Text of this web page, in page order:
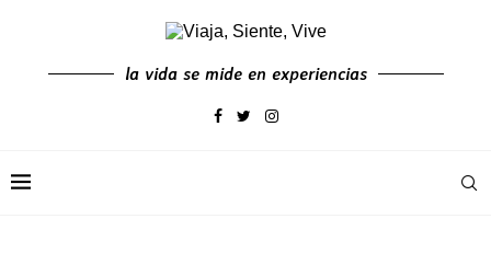
la vida se mide en experiencias